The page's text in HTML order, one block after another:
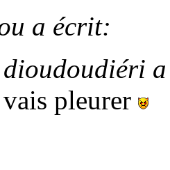
a écrit:
dioudoudiéri
vais pleurer